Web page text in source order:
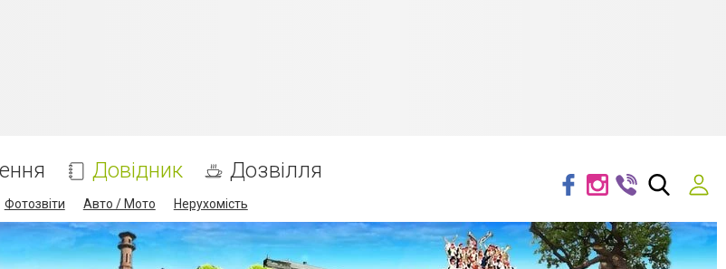
Довідник Дозвілля
Фотозвіти Авто / Мото Нерухомість